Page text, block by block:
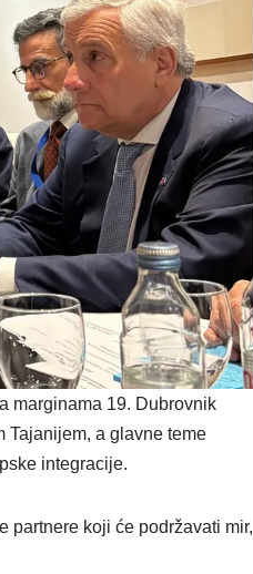
marginama 19. Dubrovnik
Tajanijem, a glavne teme
integracije.
partnere koji će podržavati mir,